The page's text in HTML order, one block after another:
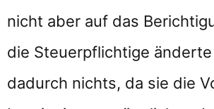
nicht aber auf das
die Steuerpflichtige
dadurch nichts, da sie die